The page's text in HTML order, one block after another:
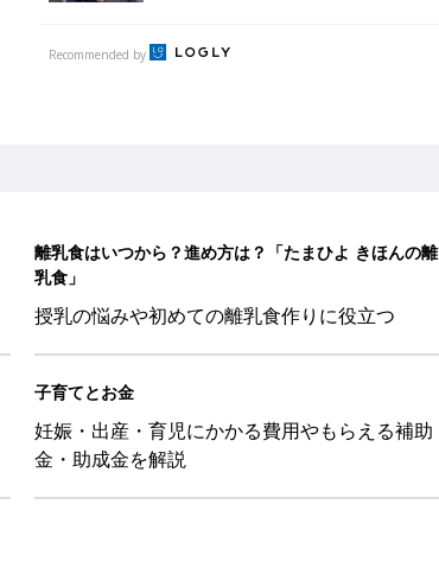
Recommended by
離乳食はいつから？進め方は？「たまひよ きほんの離
乳食」
授乳の悩みや初めての離乳食作りに役立つ
子育てとお金
妊娠・出産・育児にかかる費用やもらえる補助
金・助成金を解説